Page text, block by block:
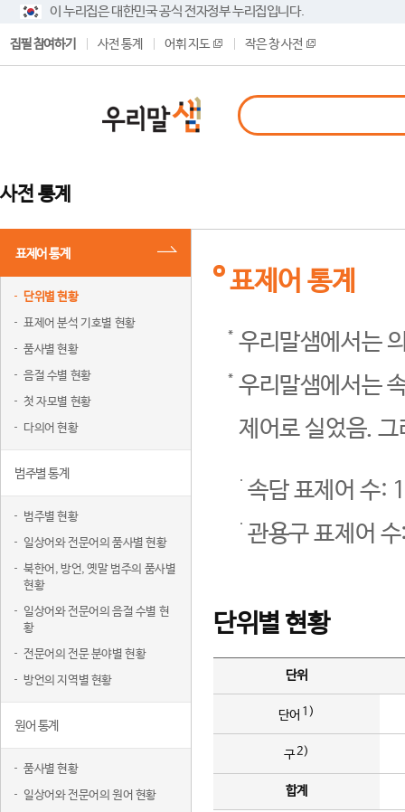
이 누리집은 대한민국 공식 전자정부 누리집입니다.
집필 참여하기 사전 통계 어휘 지도 작은 창 사전
사전 통계
표제어 통계
단위별 현황
표제어 분석 기호별 현황
품사별 현황
음절 수별 현황
첫 자모별 현황
다의어 현황
범주별 통계
범주별 현황
일상어와 전문어의 품사별 현황
북한어, 방언, 옛말 범주의 품사별
현황
일상어와 전문어의 음절 수별 현
황
전문어의 전문 분야별 현황
방언의 지역별 현황
원어 통계
품사별 현황
일상어와 전문어의 원어 현황
표제어 통계
우리말샘에서는
우리말샘에서는
제어로 실었음.
속담 표제어 수:
관용구 표제어
단위별 현황
단위
단어 1)
구2)
합계